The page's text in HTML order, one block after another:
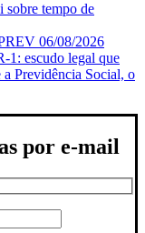
sobre tempo de
06/08/2026
escudo legal que
a Previdência Social, o
por e-mail